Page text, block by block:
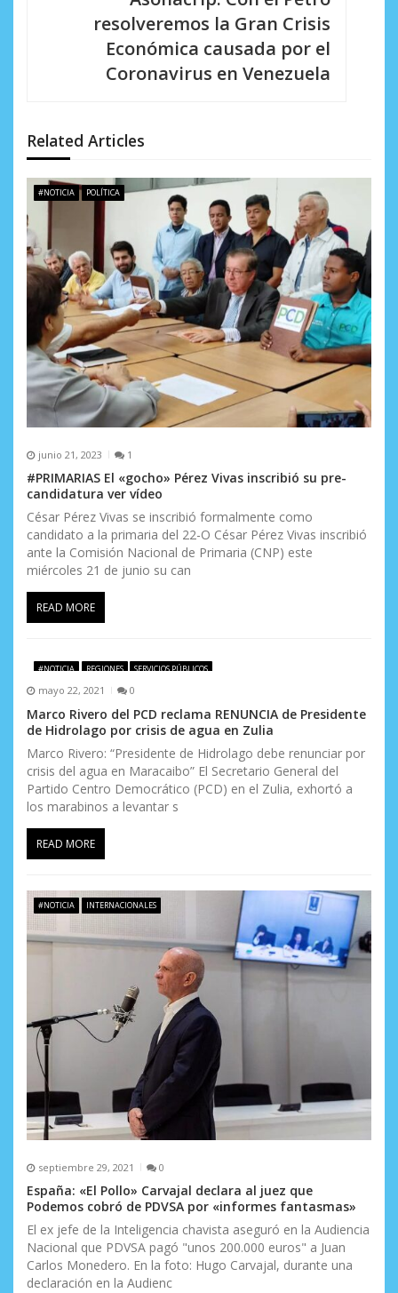
d
e
e
n
t
r
a
d
a
s
resolveremos la Gran Crisis
Económica causada por el
Coronavirus en Venezuela
Related Articles
#NOTICIA POLÍTICA
junio 21, 2023 1
#PRIMARIAS El «gocho» Pérez Vivas inscribió su pre-
candidatura ver vídeo
César Pérez Vivas se inscribió formalmente como
candidato a la primaria del 22-O César Pérez Vivas inscribió
ante la Comisión Nacional de Primaria (CNP) este
miércoles 21 de junio su can
READ MORE
#NOTICIA REGIONES SERVICIOS PÚBLICOS
mayo 22, 2021 0
Marco Rivero del PCD reclama RENUNCIA de Presidente
de Hidrolago por crisis de agua en Zulia
Marco Rivero: “Presidente de Hidrolago debe renunciar por
crisis del agua en Maracaibo” El Secretario General del
Partido Centro Democrático (PCD) en el Zulia, exhortó a
los marabinos a levantar s
READ MORE
#NOTICIA INTERNACIONALES
septiembre 29, 2021 0
España: «El Pollo» Carvajal declara al juez que
Podemos cobró de PDVSA por «informes fantasmas»
El ex jefe de la Inteligencia chavista aseguró en la Audiencia
Nacional que PDVSA pagó "unos 200.000 euros" a Juan
Carlos Monedero. En la foto: Hugo Carvajal, durante una
declaración en la Audienc